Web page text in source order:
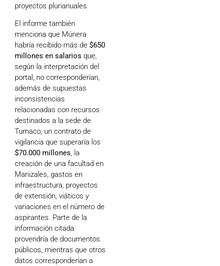
proyectos plurianuales.
El informe también
menciona que Múnera
habría recibido más de $650
millones en salarios que,
según la interpretación del
portal, no corresponderían,
además de supuestas
inconsistencias
relacionadas con recursos
destinados a la sede de
Tumaco, un contrato de
vigilancia que superaría los
$70.000 millones, la
creación de una facultad en
Manizales, gastos en
infraestructura, proyectos
de extensión, viáticos y
variaciones en el número de
aspirantes. Parte de la
información citada
provendría de documentos
públicos, mientras que otros
datos corresponderían a